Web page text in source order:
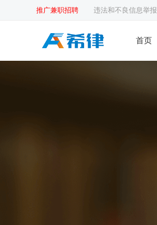
推广兼职招聘 违法和不良信息举报
首页